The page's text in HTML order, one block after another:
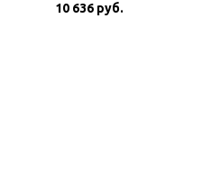
керосина, 40л/мин
10 636 руб.